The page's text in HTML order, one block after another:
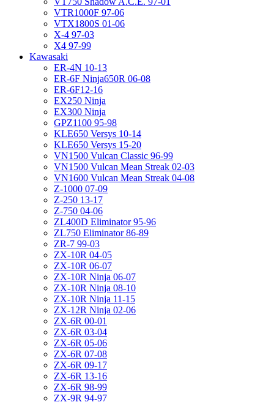
VTR1000F 97-06
VTX1800S 01-06
X-4 97-03
X4 97-99
Kawasaki
ER-4N 10-13
ER-6F Ninja650R 06-08
ER-6F12-16
EX250 Ninja
EX300 Ninja
GPZ1100 95-98
KLE650 Versys 10-14
KLE650 Versys 15-20
VN1500 Vulcan Classic 96-99
VN1500 Vulcan Mean Streak 02-03
VN1600 Vulcan Mean Streak 04-08
Z-1000 07-09
Z-250 13-17
Z-750 04-06
ZL400D Eliminator 95-96
ZL750 Eliminator 86-89
ZR-7 99-03
ZX-10R 04-05
ZX-10R 06-07
ZX-10R Ninja 06-07
ZX-10R Ninja 08-10
ZX-10R Ninja 11-15
ZX-12R Ninja 02-06
ZX-6R 00-01
ZX-6R 03-04
ZX-6R 05-06
ZX-6R 07-08
ZX-6R 09-17
ZX-6R 13-16
ZX-6R 98-99
ZX-9R 94-97